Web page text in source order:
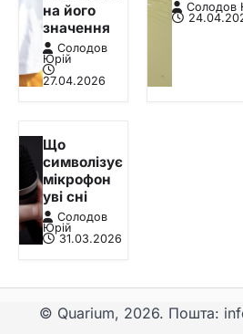
на його
значення
Солодов
Юрій
27.04.2026
Солодов
Що
символізує
мікрофон
уві сні
Солодов
Юрій
31.03.2026
© Quarium, 2026. Пошта: